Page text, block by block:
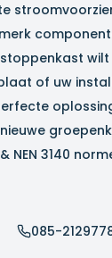
of uw
NEN 3140
085-